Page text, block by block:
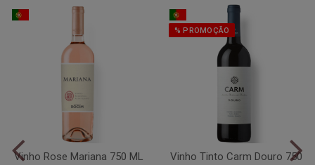
Vinho Rose Mariana 750 ML
% PROMOÇÃO
Vinho Tinto Carm Douro 750